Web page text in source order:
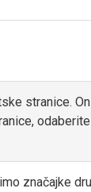
stranice.
značajke